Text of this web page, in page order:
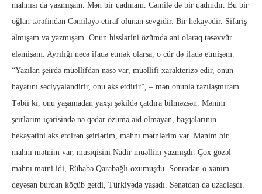
mahnısı da yazmışam. Mən bir qadınam. Cəmilə də bir qadındır. Bu bir
oğlan tərəfindən Cəmiləyə etiraf olunan sevgidir. Bir hekayədir. Sifariş
almışam və yazmışam. Onun hisslərini özümdə ani olaraq təsəvvür
eləmişəm. Ayrılığı necə ifadə etmək olarsa, o cür də ifadə etmişəm.
“Yazılan şeirdə müəllifdən nəsə var, müəllifi xarakterizə edir, onun
həyatını səciyyələndirir, onu əks etdirir”, – mən onunla razılaşmıram.
Təbii ki, onu yaşamadan yaxşı şəkildə çatdıra bilməzsən. Mənim
şeirlərim içərisində nə qədər özümə aid olmayan, başqalarının
hekayətini əks etdirən şeirlərim, mahnı mətnlərim var. Mənim bir
mahnı mətnim var, musiqisini Nadir müəllim yazmışdı. Çox gözəl
mahnı mətni idi, Rübabə Qarabağlı oxumuşdu. Sonradan o xanım
deyəsən burdan köçüb getdi, Türkiyədə yaşadı. Sənətdən də uzaqlaşdı.